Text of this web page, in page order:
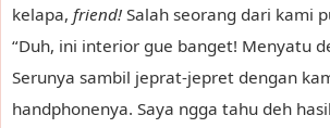
kelapa, friend! Salah seorang dari kami
“Duh, ini interior gue banget! Menyatu
Serunya sambil jeprat-jepret dengan
handphonenya. Saya ngga tahu deh